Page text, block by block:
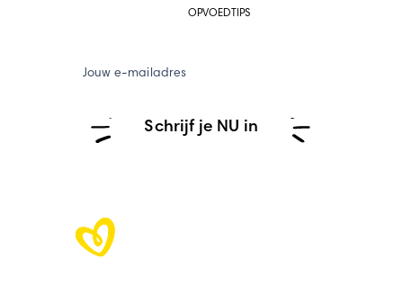
OPVOEDTIPS
Jouw e-mailadres
Schrijf je NU in